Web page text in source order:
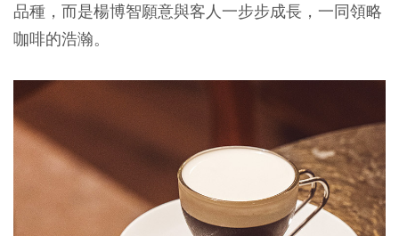
品種，而是楊博智願意與客人一步步成長，一同領略
咖啡的浩瀚。